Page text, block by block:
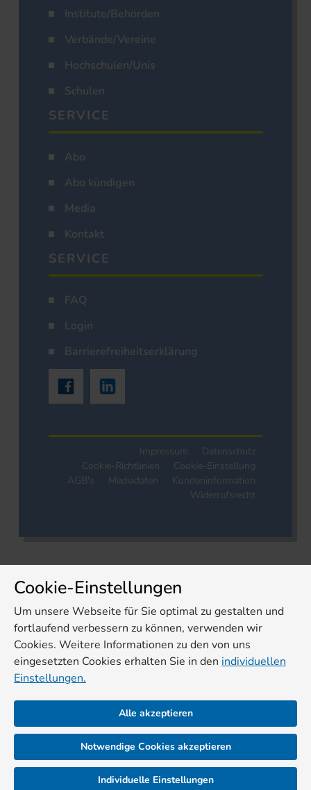
Institute/Behörden
Verbände/Vereine
Hochschulen/Unis
Schulen
SERVICE
Abo
Abo kündigen
Media
Kontakt
SERVICE
FAQ
Login
Barrierefreiheitserklärung
Impressum
Datenschutz
Cookie-Richtlinien
Cookie-Einstellung
AGB's
Mediadaten
Kundeninformation
Widerrufsrecht
Cookie-Einstellungen
Um unsere Webseite für Sie optimal zu gestalten und
fortlaufend verbessern zu können, verwenden wir
Cookies. Weitere Informationen zu den von uns
eingesetzten Cookies erhalten Sie in den individuellen
Einstellungen.
Alle akzeptieren
Notwendige Cookies akzeptieren
Individuelle Einstellungen